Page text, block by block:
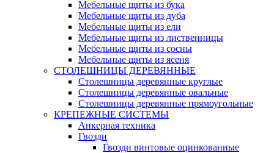
Мебельные щиты из бука
Мебельные щиты из дуба
Мебельные щиты из ели
Мебельные щиты из лиственницы
Мебельные щиты из сосны
Мебельные щиты из ясеня
СТОЛЕШНИЦЫ ДЕРЕВЯННЫЕ
Столешницы деревянные круглые
Столешницы деревянные овальные
Столешницы деревянные прямоугольные
КРЕПЕЖНЫЕ СИСТЕМЫ
Анкерная техника
Гвозди
Гвозди винтовые оцинкованные